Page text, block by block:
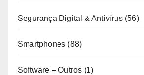
Segurança Digital & Antivírus(56)
Smartphones (88)
Software – Outros (1)